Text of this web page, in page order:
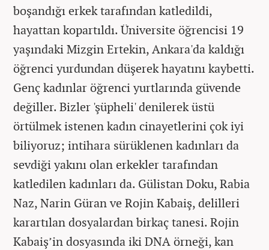
boşandığı erkek tarafından katledildi,
hayattan kopartıldı. Üniversite öğrencisi 19
yaşındaki Mizgin Ertekin, Ankara'da kaldığı
öğrenci yurdundan düşerek hayatını kaybetti.
Genç kadınlar öğrenci yurtlarında güvende
değiller. Bizler 'şüpheli' denilerek üstü
örtülmek istenen kadın cinayetlerini çok iyi
biliyoruz; intihara sürüklenen kadınları da
sevdiği yakını olan erkekler tarafından
katledilen kadınları da. Gülistan Doku, Rabia
Naz, Narin Güran ve Rojin Kabaiş, delilleri
karartılan dosyalardan birkaç tanesi. Rojin
Kabaiş’in dosyasında iki DNA örneği, kan